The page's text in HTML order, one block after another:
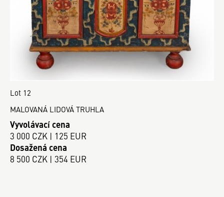
Lot 12
MALOVANÁ LIDOVÁ TRUHLA
Vyvolávací cena
3 000 CZK | 125 EUR
Dosažená cena
8 500 CZK | 354 EUR